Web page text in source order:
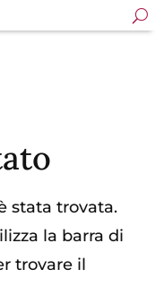
stata trovata.
la barra di
trovare il